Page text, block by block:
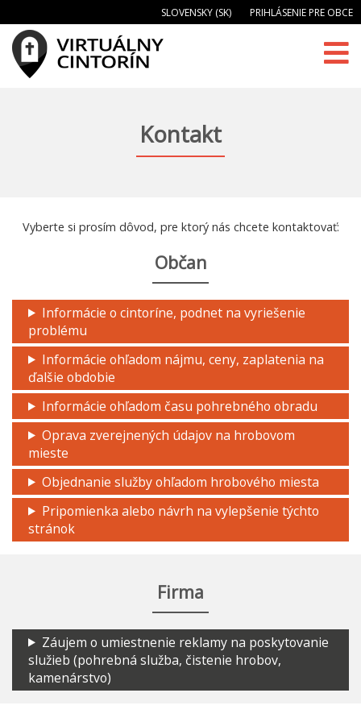
SLOVENSKY (SK) PRIHLÁSENIE PRE OBCE
Kontakt
Vyberte si prosím dôvod, pre ktorý nás chcete kontaktovať:
Občan
Informácie o cintoríne, podnet na vyriešenie
problému
Informácie ohľadom nájmu, ceny, zaplatenia na
ďalšie obdobie
Informácie ohľadom času pohrebného obradu
Oprava zverejnených údajov na hrobovom
mieste
Objednanie služby ohľadom hrobového miesta
Pripomienka alebo návrh na vylepšenie týchto
stránok
Firma
Záujem o umiestnenie reklamy na poskytovanie
služieb (pohrebná služba, čistenie hrobov,
kamenárstvo)